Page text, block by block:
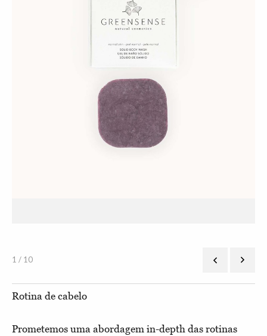
1 / 10
Rotina de cabelo
Prometemos uma abordagem in-depth das rotinas